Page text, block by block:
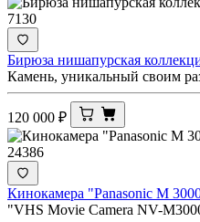
7130
Бирюза нишапурская
Камень, уникальный своим
120 000 ₽
24386
Кинокамера "Panasonic M
"VHS Movie Camera NV-